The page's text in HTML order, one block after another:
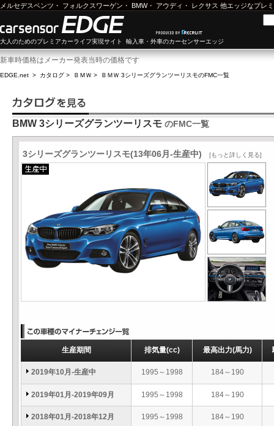
メルセデスベンツ ・ フォルクスワーゲン ・ BMW・ アウディ ・ レクサス 他エッジなプレ
大人のためのプレミアカーライフ実現サイト 輸入車・外車のカーセンサーエッジ
新車時価格はメーカー発表当時の価格です
EDGE.net > カタログ > ＢＭＷ > ＢＭＷ 3シリーズグランツーリスモのFMC一覧
BMW 3シリーズグランツーリスモ のFMC一覧
3シリーズグランツーリスモ(13年06月-生産中) [もっと詳しく見る]
生産期間 排気量(cc) 最高出力(馬力)
2019年10月-生産中 1995～1998 184～190
2019年01月-2019年09月 1995～1998 184～190
2018年01月-2018年12月 1995～1998 184～190